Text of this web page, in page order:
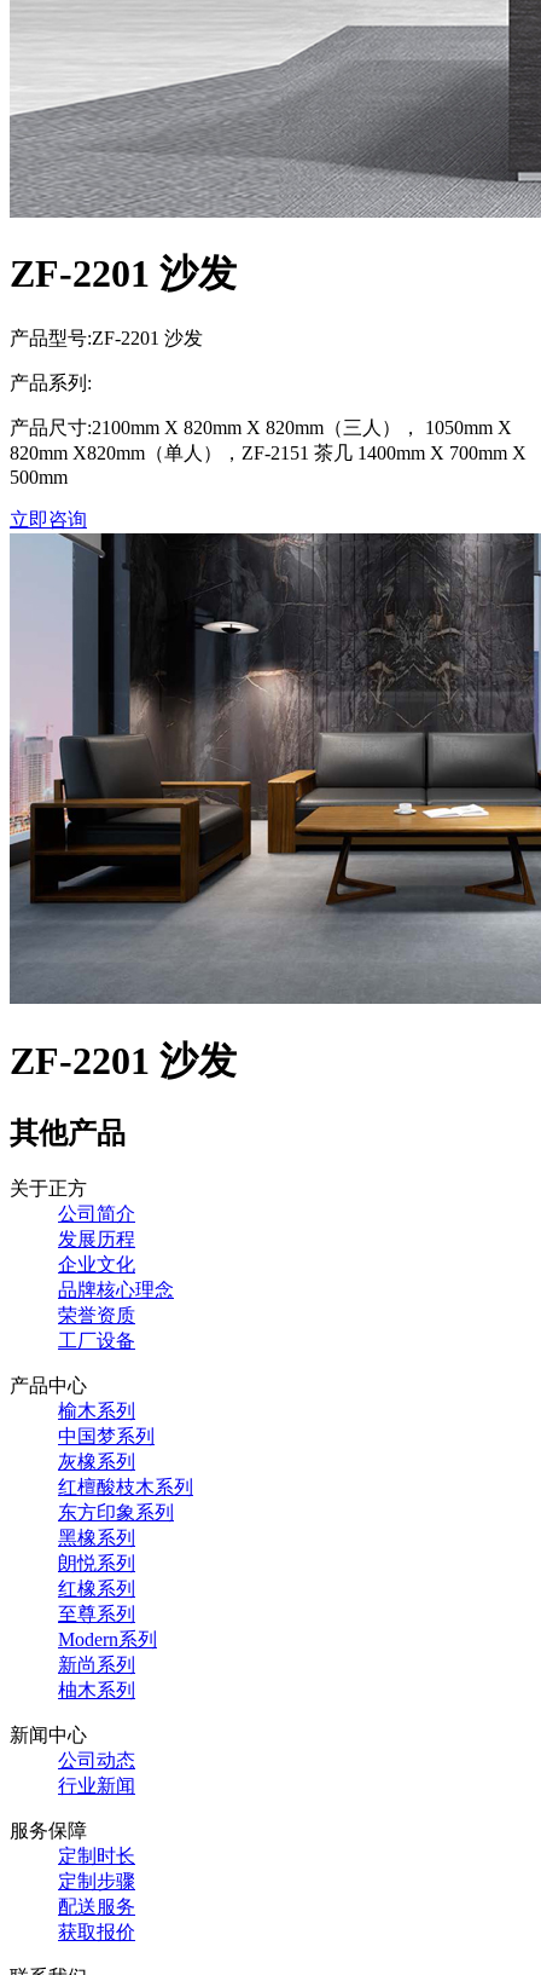
ZF-2201 沙发
产品型号:ZF-2201 沙发
产品系列:
产品尺寸:2100mm X 820mm X 820mm（三人）， 1050mm X
820mm X820mm（单人），ZF-2151 茶几 1400mm X 700mm X
500mm
立即咨询
ZF-2201 沙发
其他产品
关于正方
公司简介
发展历程
企业文化
品牌核心理念
荣誉资质
工厂设备
产品中心
榆木系列
中国梦系列
灰橡系列
红檀酸枝木系列
东方印象系列
黑橡系列
朗悦系列
红橡系列
至尊系列
Modern系列
新尚系列
柚木系列
新闻中心
公司动态
行业新闻
服务保障
定制时长
定制步骤
配送服务
获取报价